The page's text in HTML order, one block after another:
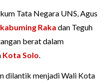
Tata Negara UNS, Agus
Raka dan Teguh
berat dalam
Kota Solo.
dilantik menjadi Wali Kota